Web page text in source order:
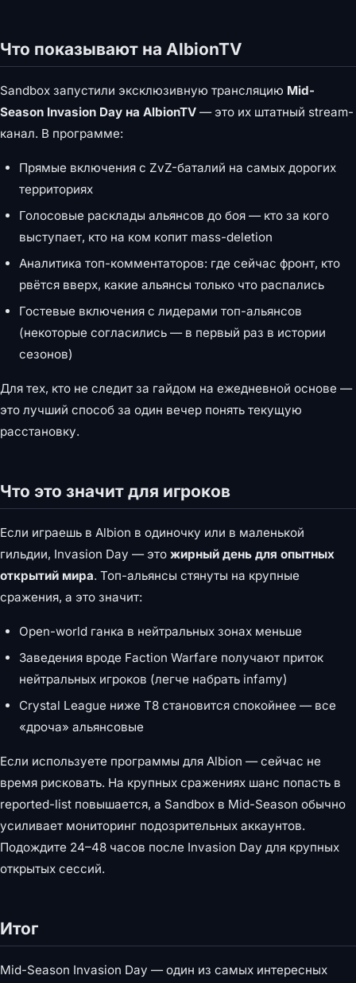
Что показывают на AlbionTV
Sandbox запустили эксклюзивную трансляцию Mid-
Season Invasion Day на AlbionTV — это их штатный stream-
канал. В программе:
Прямые включения с ZvZ-баталий на самых дорогих
территориях
Голосовые расклады альянсов до боя — кто за кого
выступает, кто на ком копит mass-deletion
Аналитика топ-комментаторов: где сейчас фронт, кто
рвётся вверх, какие альянсы только что распались
Гостевые включения с лидерами топ-альянсов
(некоторые согласились — в первый раз в истории
сезонов)
Для тех, кто не следит за гайдом на ежедневной основе —
это лучший способ за один вечер понять текущую
расстановку.
Что это значит для игроков
Если играешь в Albion в одиночку или в маленькой
гильдии, Invasion Day — это жирный день для опытных
открытий мира. Топ-альянсы стянуты на крупные
сражения, а это значит:
Open-world ганка в нейтральных зонах меньше
Заведения вроде Faction Warfare получают приток
нейтральных игроков (легче набрать infamy)
Crystal League ниже T8 становится спокойнее — все
«дроча» альянсовые
Если используете программы для Albion — сейчас не
время рисковать. На крупных сражениях шанс попасть в
reported-list повышается, а Sandbox в Mid-Season обычно
усиливает мониторинг подозрительных аккаунтов.
Подождите 24–48 часов после Invasion Day для крупных
открытых сессий.
Итог
Mid-Season Invasion Day — один из самых интересных